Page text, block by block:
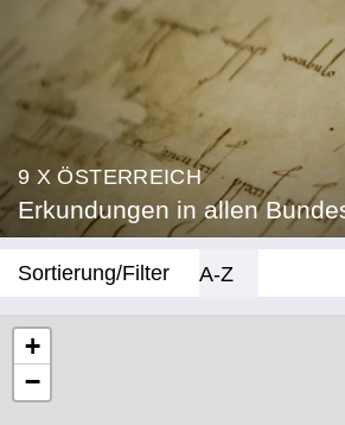
9 X ÖSTERREICH
Erkundungen in allen
Sortierung/Filter
A-Z
+
−